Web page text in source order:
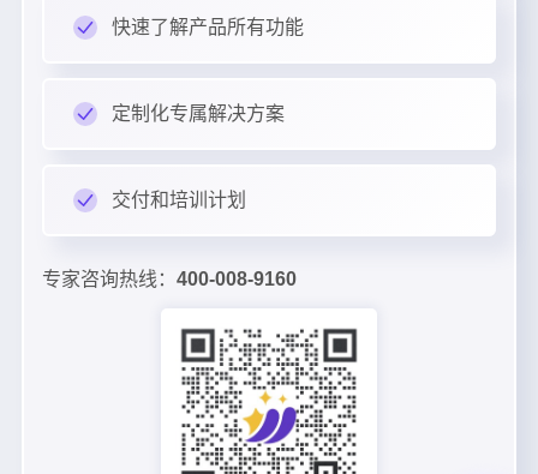
快速了解产品所有功能
定制化专属解决方案
交付和培训计划
专家咨询热线： 400-008-9160